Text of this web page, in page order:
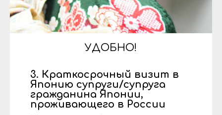
УДОБНО!
3. Краткосрочный визит в
Японию супруги/супруга
гражданина Японии,
проживающего в России